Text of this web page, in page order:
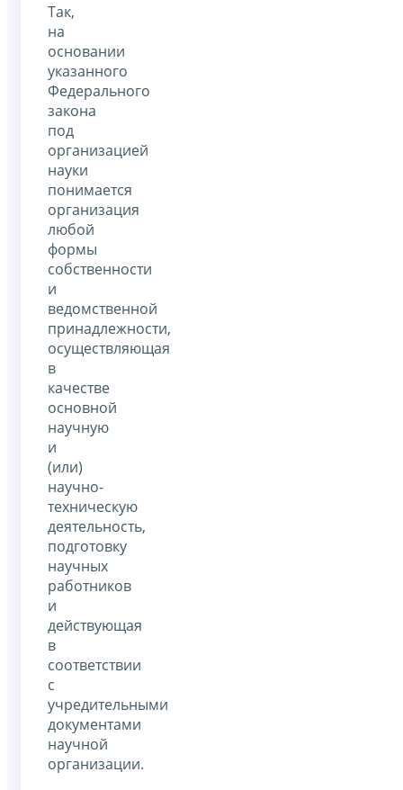
Так,
на
основании
указанного
Федерального
закона
под
организацией
науки
понимается
организация
любой
формы
собственности
и
ведомственной
принадлежности,
осуществляющая
в
качестве
основной
научную
и
(или)
научно-
техническую
деятельность,
подготовку
научных
работников
и
действующая
в
соответствии
с
учредительными
документами
научной
организации.